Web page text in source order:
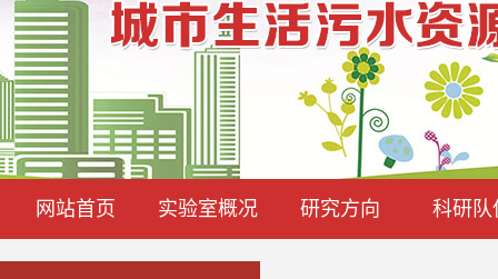
网站首页 实验室概况 研究方向 科研队